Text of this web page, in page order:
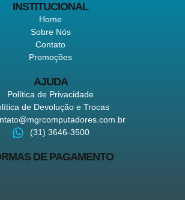
INSTITUCIONAL
Home
Sobre Nós
Contato
Promoções
AJUDA
Política de Privacidade
de Devolução e Trocas
(31) 3646-3500
DE PAGAMENTO